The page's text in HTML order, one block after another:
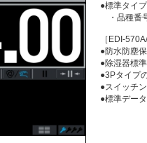
●標準タイ
・品種番
［EDI-
●防水防塵
●除湿器標
●3Pタイプ
●スイッチ
●標準デー